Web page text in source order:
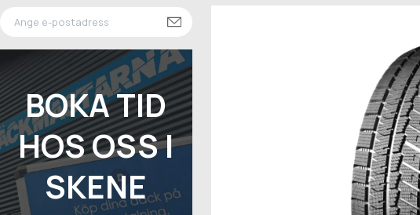
BOKA TID
HOS OSS I
SKENE